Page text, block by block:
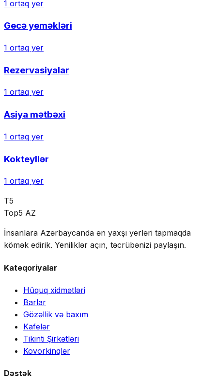
1 ortaq yer
Gecə yeməkləri
1 ortaq yer
Rezervasiyalar
1 ortaq yer
Asiya mətbəxi
1 ortaq yer
Kokteyllər
1 ortaq yer
T5
Top5 AZ
İnsanlara Azərbaycanda ən yaxşı yerləri tapmaqda
kömək edirik. Yeniliklər açın, təcrübənizi paylaşın.
Kateqoriyalar
Hüquq xidmətləri
Barlar
Gözəllik və baxım
Kafelər
Tikinti Şirkətləri
Kovorkinqlər
Dəstək